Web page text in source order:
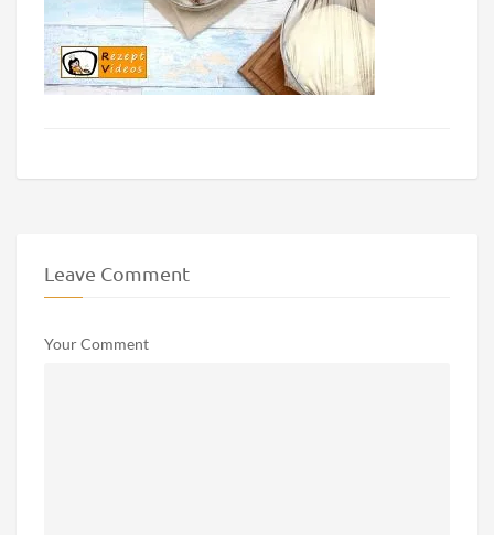
Leave Comment
Your Comment